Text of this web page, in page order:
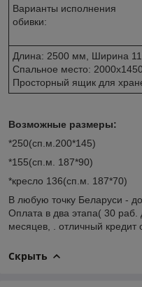
Варианты исполнения
обивки:
Длина: 2500 мм, Ширина
Спальное место:
Просторный ящик для
Возможные размеры:
*250(сп.м.200*145)
*155(сп.м. 187*90)
*кресло 136(сп.м. 187*70)
В любую точку Беларуси -
Оплата в два этапа( 30 раб.
месяцев, . отличный
Скрыть